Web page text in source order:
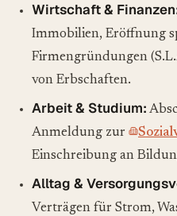
Wirtschaft &
Immobilien, Eröffnung
Firmengründungen
von Erbschaften.
Arbeit & Studium:
Anmeldung zur
Einschreibung an
Alltag &
Verträgen für Strom,